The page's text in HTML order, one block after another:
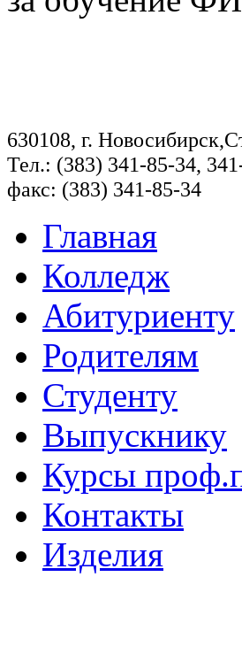
630108, г.
Тел.: (383) 341-85-34,
факс: (383) 341-85-34
Главная
Колледж
Абитуриенту
Родителям
Студенту
Выпускнику
Курсы
Контакты
Изделия